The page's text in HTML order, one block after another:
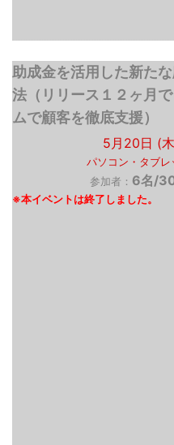
助成金を活用した新た
法（リリース１２ヶ月
ムで顧客を徹底支援）
5月20日 (
パソコン・タブ
参加者： 6名/